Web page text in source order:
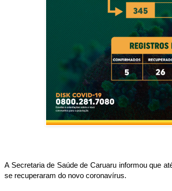
A Secretaria de Saúde de Caruaru informou que
se recuperaram do novo coronavírus.